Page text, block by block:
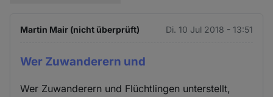
Martin Mair (nicht überprüft) Di. 10 Jul 2018 - 13:51
Wer Zuwanderern und
Wer Zuwanderern und Flüchtlingen unterstellt,